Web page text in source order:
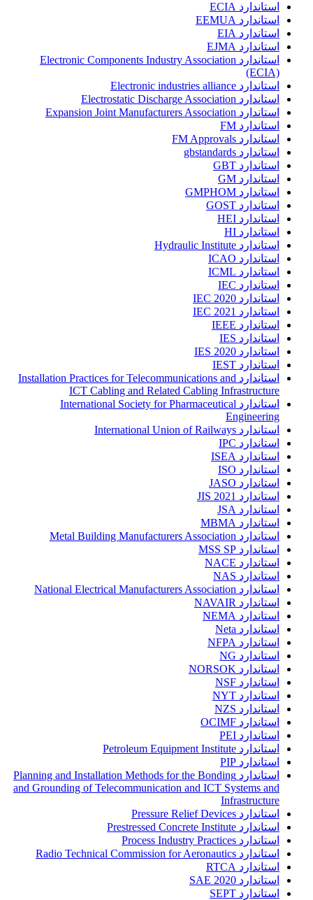
استاندارد ECIA
استاندارد EEMUA
استاندارد EIA
استاندارد EJMA
استاندارد Electronic Components Industry Association
(ECIA)
استاندارد Electronic industries alliance
استاندارد Electrostatic Discharge Association
استاندارد Expansion Joint Manufacturers Association
استاندارد FM
استاندارد FM Approvals
استاندارد gbstandards
استاندارد GBT
استاندارد GM
استاندارد GMPHOM
استاندارد GOST
استاندارد HEI
استاندارد HI
استاندارد Hydraulic Institute
استاندارد ICAO
استاندارد ICML
استاندارد IEC
استاندارد IEC 2020
استاندارد IEC 2021
استاندارد IEEE
استاندارد IES
استاندارد IES 2020
استاندارد IEST
استاندارد Installation Practices for Telecommunications and
ICT Cabling and Related Cabling Infrastructure
استاندارد International Society for Pharmaceutical
Engineering
استاندارد International Union of Railways
استاندارد IPC
استاندارد ISEA
استاندارد ISO
استاندارد JASO
استاندارد JIS 2021
استاندارد JSA
استاندارد MBMA
استاندارد Metal Building Manufacturers Association
استاندارد MSS SP
استاندارد NACE
استاندارد NAS
استاندارد National Electrical Manufacturers Association
استاندارد NAVAIR
استاندارد NEMA
استاندارد Neta
استاندارد NFPA
استاندارد NG
استاندارد NORSOK
استاندارد NSF
استاندارد NYT
استاندارد NZS
استاندارد OCIMF
استاندارد PEI
استاندارد Petroleum Equipment Institute
استاندارد PIP
استاندارد Planning and Installation Methods for the Bonding
and Grounding of Telecommunication and ICT Systems and
Infrastructure
استاندارد Pressure Relief Devices
استاندارد Prestressed Concrete Institute
استاندارد Process Industry Practices
استاندارد Radio Technical Commission for Aeronautics
استاندارد RTCA
استاندارد SAE 2020
استاندارد SEPT